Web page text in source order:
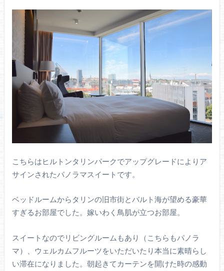
こちらはヒルトンタリンパークでアップグレードによりア
サインされたパノラマスイートです。
ベッドルームからタリンの旧市街とバルト海が望める豪華
すぎるお部屋でした。嫁いわく鳥肌が立つお部屋。
スイートなのでリビングルームもあり（こちらもパノラ
マ）、ウェルカムフルーツをいただいたり本当に素晴らし
い滞在になりました。朝起きてカーテンを開けた時の感動